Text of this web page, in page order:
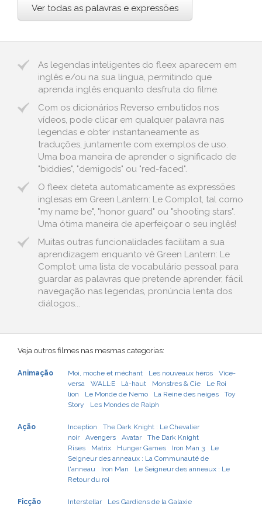
Ver todas as palavras e expressões
As legendas inteligentes do fleex aparecem em
inglês e/ou na sua língua, permitindo que
aprenda inglês enquanto desfruta do filme.
Com os dicionários Reverso embutidos nos
vídeos, pode clicar em qualquer palavra nas
legendas e obter instantaneamente as
traduções, juntamente com exemplos de uso.
Uma boa maneira de aprender o significado de
"biddies", "demigods" ou "red-faced".
O fleex deteta automaticamente as expressões
inglesas em Green Lantern: Le Complot, tal como
"my name be", "honor guard" ou "shooting stars".
Uma ótima maneira de aperfeiçoar o seu inglês!
Muitas outras funcionalidades facilitam a sua
aprendizagem enquanto vê Green Lantern: Le
Complot: uma lista de vocabulário pessoal para
guardar as palavras que pretende aprender, fácil
navegação nas legendas, pronúncia lenta dos
diálogos...
Veja outros filmes nas mesmas categorias:
Animação Moi, moche et méchant Les nouveaux héros
Vice-
versa
WALL·E Là-haut Monstres & Cie
Le Roi
lion
Le Monde de Nemo La Reine des neiges
Toy
Story
Les Mondes de Ralph
Ação Inception
The Dark Knight : Le Chevalier
noir
Avengers Avatar
The Dark Knight
Rises
Matrix Hunger Games Iron Man 3
Le
Seigneur des anneaux : La Communauté de
l'anneau
Iron Man
Le Seigneur des anneaux : Le
Retour du roi
Ficção Interstellar Les Gardiens de la Galaxie